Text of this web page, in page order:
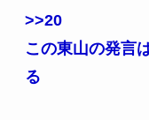
>>20
この東山の発言
る